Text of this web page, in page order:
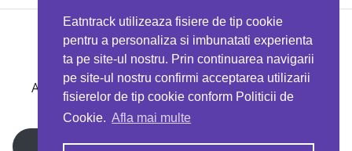
Eatntrack utilizeaza fisiere de tip cookie
pentru a personaliza si imbunatati experienta
ta pe site-ul nostru. Prin continuarea navigarii
pe site-ul nostru confirmi acceptarea utilizarii
fisierelor de tip cookie conform Politicii de
Cookie. Afla mai multe
MYPROTEIN
Ai 40%reducere la orice comandă folosind codul
EATTRACK
Profită acum